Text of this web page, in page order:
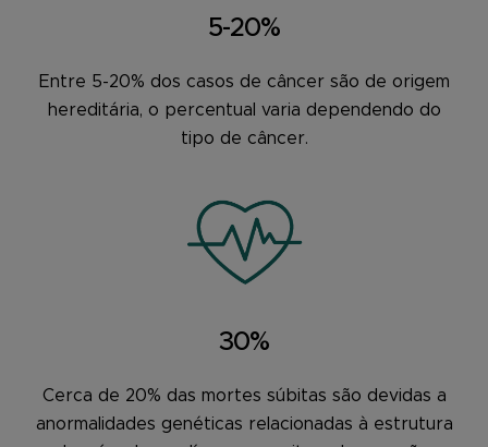
5-20%
Entre 5-20% dos casos de câncer são de origem
hereditária, o percentual varia dependendo do
tipo de câncer.
30%
Cerca de 20% das mortes súbitas são devidas a
anormalidades genéticas relacionadas à estrutura